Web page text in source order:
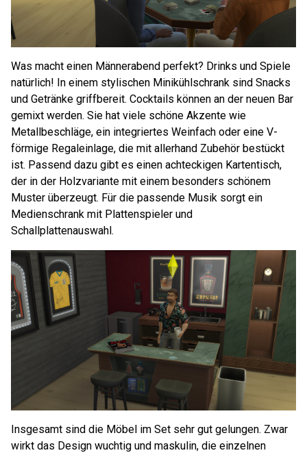
Was macht einen Männerabend perfekt? Drinks und Spiele
natürlich! In einem stylischen Minikühlschrank sind Snacks
und Getränke griffbereit. Cocktails können an der neuen Bar
gemixt werden. Sie hat viele schöne Akzente wie
Metallbeschläge, ein integriertes Weinfach oder eine V-
förmige Regaleinlage, die mit allerhand Zubehör bestückt
ist. Passend dazu gibt es einen achteckigen Kartentisch,
der in der Holzvariante mit einem besonders schönem
Muster überzeugt. Für die passende Musik sorgt ein
Medienschrank mit Plattenspieler und
Schallplattenauswahl.
Insgesamt sind die Möbel im Set sehr gut gelungen. Zwar
wirkt das Design wuchtig und maskulin, die einzelnen